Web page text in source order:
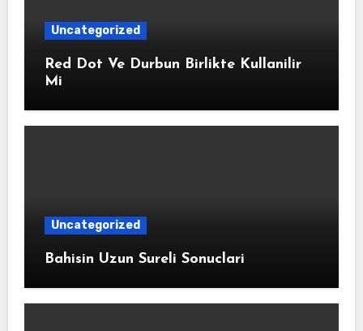
Uncategorized
Red Dot Ve Durbun Birlikte Kullanilir
Mi
Uncategorized
Bahisin Uzun Sureli Sonuclari